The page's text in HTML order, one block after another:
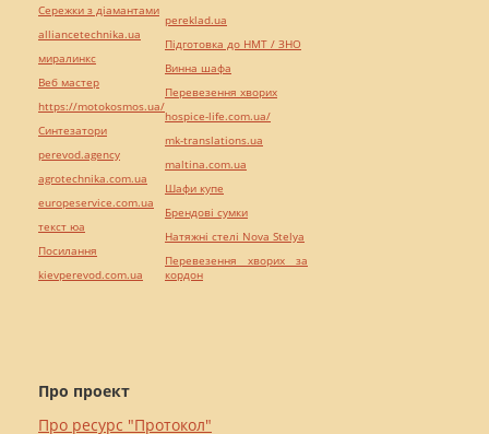
Про проект
Про ресурс "Протокол"
Сережки з діамантами
alliancetechnika.ua
миралинкс
Веб мастер
https://motokosmos.ua/
Синтезатори
perevod.agency
agrotechnika.com.ua
europeservice.com.ua
текст юа
Посилання
kievperevod.com.ua
pereklad.ua
Підготовка до НМТ / ЗНО
Винна шафа
Перевезення хворих
hospice-life.com.ua/
mk-translations.ua
maltina.com.ua
Шафи купе
Брендові сумки
Натяжні стелі Nova Stelya
Перевезення хворих за
кордон